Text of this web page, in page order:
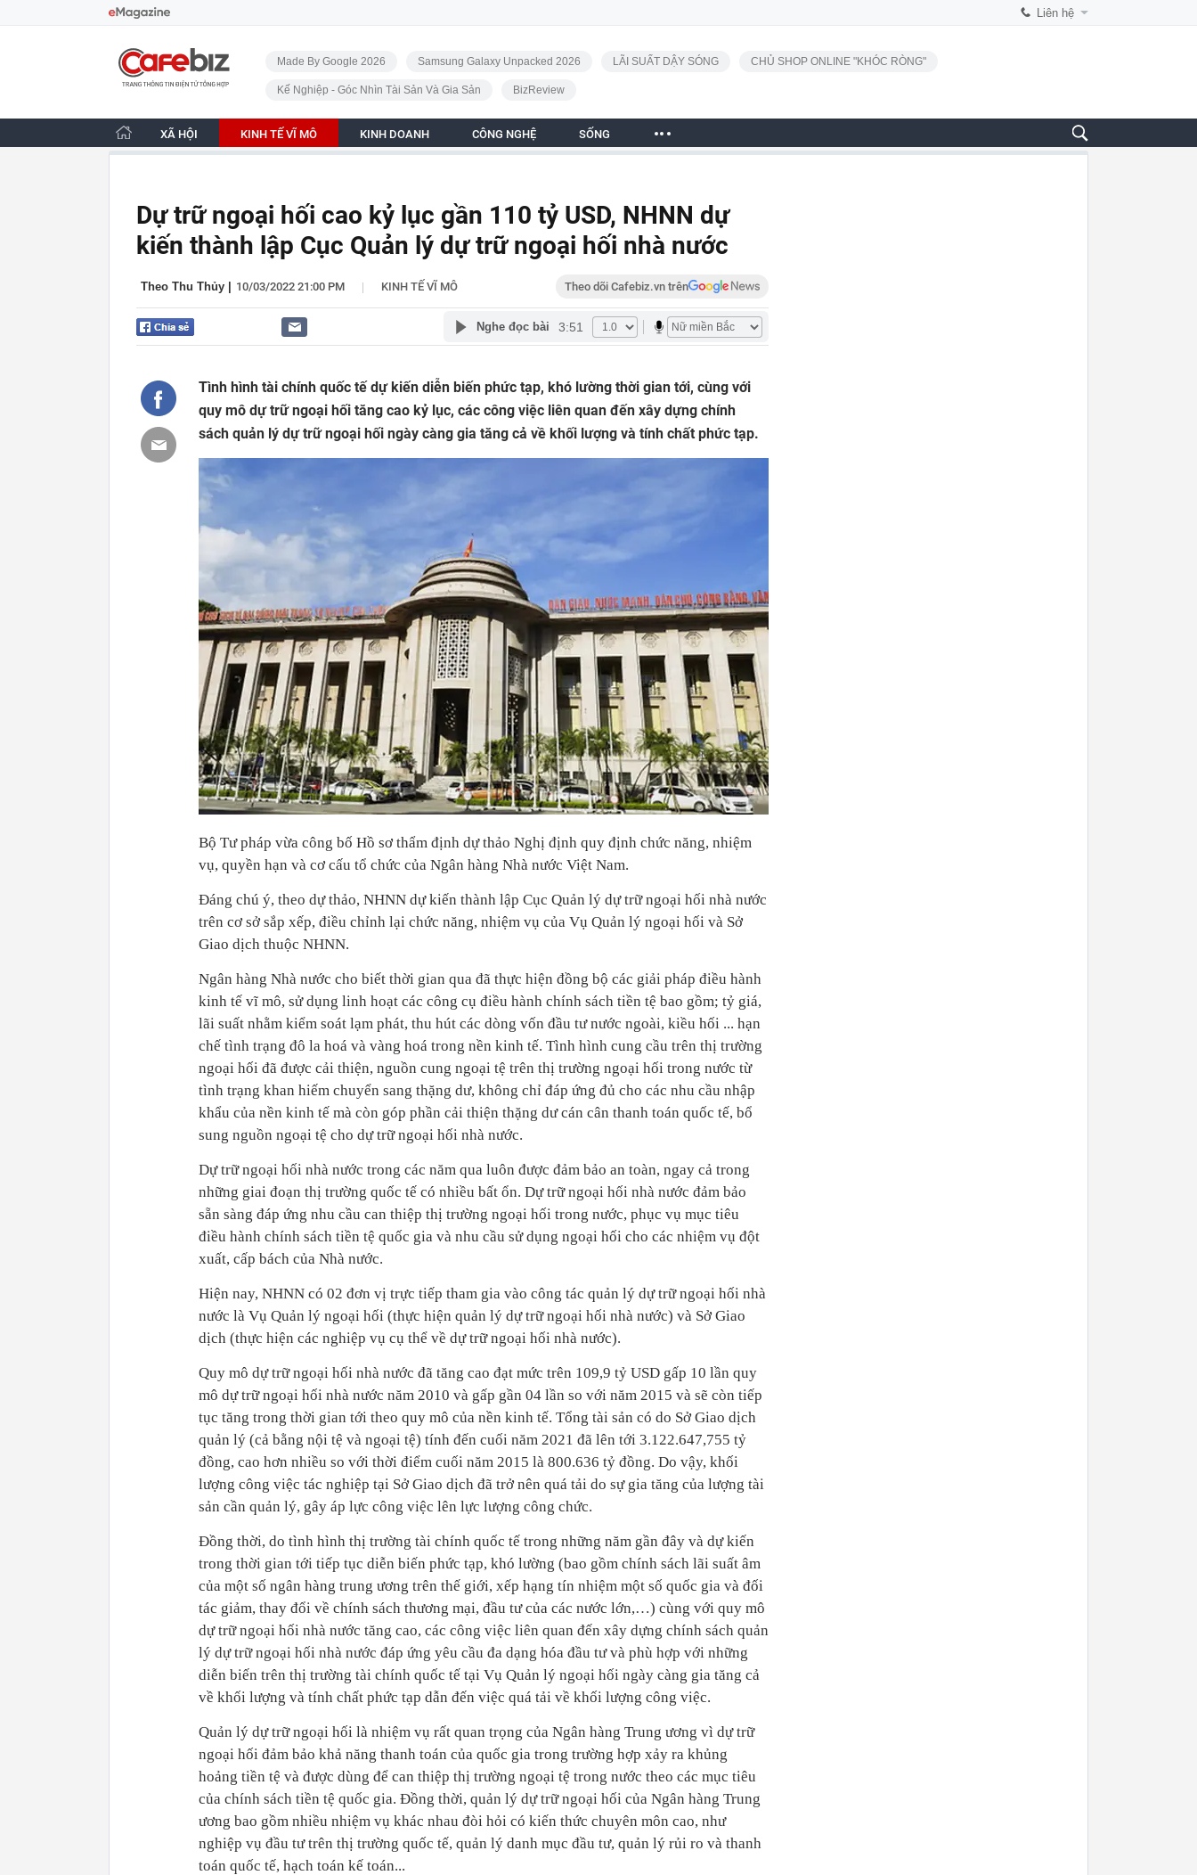
Liên hệ
CafeBiz - Trang chủ
Made By Google 2026 Samsung Galaxy Unpacked 2026 LÃI SUẤT DẬY SÓNG CHỦ SHOP ONLINE "KHÓC RÒNG"
Kế Nghiệp - Góc Nhìn Tài Sản Và Gia Sản BizReview
XÃ HỘI KINH TẾ VĨ MÔ KINH DOANH CÔNG NGHỆ SỐNG
Dự trữ ngoại hối cao kỷ lục gần 110 tỷ USD, NHNN dự
kiến thành lập Cục Quản lý dự trữ ngoại hối nhà nước
Theo Thu Thủy 10/03/2022 21:00 PM | KINH TẾ VĨ MÔ Theo dõi Cafebiz.vn trên
Nghe đọc bài 3:51
Tình hình tài chính quốc tế dự kiến diễn biến phức tạp, khó lường thời gian tới, cùng với
quy mô dự trữ ngoại hối tăng cao kỷ lục, các công việc liên quan đến xây dựng chính
sách quản lý dự trữ ngoại hối ngày càng gia tăng cả về khối lượng và tính chất phức tạp.
Bộ Tư pháp vừa công bố Hồ sơ thẩm định dự thảo Nghị định quy định chức năng, nhiệm
vụ, quyền hạn và cơ cấu tổ chức của Ngân hàng Nhà nước Việt Nam.
Đáng chú ý, theo dự thảo, NHNN dự kiến thành lập Cục Quản lý dự trữ ngoại hối nhà nước
trên cơ sở sắp xếp, điều chỉnh lại chức năng, nhiệm vụ của Vụ Quản lý ngoại hối và Sở
Giao dịch thuộc NHNN.
Ngân hàng Nhà nước cho biết thời gian qua đã thực hiện đồng bộ các giải pháp điều hành
kinh tế vĩ mô, sử dụng linh hoạt các công cụ điều hành chính sách tiền tệ bao gồm; tỷ giá,
lãi suất nhằm kiểm soát lạm phát, thu hút các dòng vốn đầu tư nước ngoài, kiều hối ... hạn
chế tình trạng đô la hoá và vàng hoá trong nền kinh tế. Tình hình cung cầu trên thị trường
ngoại hối đã được cải thiện, nguồn cung ngoại tệ trên thị trường ngoại hối trong nước từ
tình trạng khan hiếm chuyển sang thặng dư, không chỉ đáp ứng đủ cho các nhu cầu nhập
khẩu của nền kinh tế mà còn góp phần cải thiện thặng dư cán cân thanh toán quốc tế, bổ
sung nguồn ngoại tệ cho dự trữ ngoại hối nhà nước.
Dự trữ ngoại hối nhà nước trong các năm qua luôn được đảm bảo an toàn, ngay cả trong
những giai đoạn thị trường quốc tế có nhiều bất ổn. Dự trữ ngoại hối nhà nước đảm bảo
sẵn sàng đáp ứng nhu cầu can thiệp thị trường ngoại hối trong nước, phục vụ mục tiêu
điều hành chính sách tiền tệ quốc gia và nhu cầu sử dụng ngoại hối cho các nhiệm vụ đột
xuất, cấp bách của Nhà nước.
Hiện nay, NHNN có 02 đơn vị trực tiếp tham gia vào công tác quản lý dự trữ ngoại hối nhà
nước là Vụ Quản lý ngoại hối (thực hiện quản lý dự trữ ngoại hối nhà nước) và Sở Giao
dịch (thực hiện các nghiệp vụ cụ thể về dự trữ ngoại hối nhà nước).
Quy mô dự trữ ngoại hối nhà nước đã tăng cao đạt mức trên 109,9 tỷ USD gấp 10 lần quy
mô dự trữ ngoại hối nhà nước năm 2010 và gấp gần 04 lần so với năm 2015 và sẽ còn tiếp
tục tăng trong thời gian tới theo quy mô của nền kinh tế. Tổng tài sản có do Sở Giao dịch
quản lý (cả bằng nội tệ và ngoại tệ) tính đến cuối năm 2021 đã lên tới 3.122.647,755 tỷ
đồng, cao hơn nhiều so với thời điểm cuối năm 2015 là 800.636 tỷ đồng. Do vậy, khối
lượng công việc tác nghiệp tại Sở Giao dịch đã trở nên quá tải do sự gia tăng của lượng tài
sản cần quản lý, gây áp lực công việc lên lực lượng công chức.
Đồng thời, do tình hình thị trường tài chính quốc tế trong những năm gần đây và dự kiến
trong thời gian tới tiếp tục diễn biến phức tạp, khó lường (bao gồm chính sách lãi suất âm
của một số ngân hàng trung ương trên thế giới, xếp hạng tín nhiệm một số quốc gia và đối
tác giảm, thay đổi về chính sách thương mại, đầu tư của các nước lớn,…) cùng với quy mô
dự trữ ngoại hối nhà nước tăng cao, các công việc liên quan đến xây dựng chính sách quản
lý dự trữ ngoại hối nhà nước đáp ứng yêu cầu đa dạng hóa đầu tư và phù hợp với những
diễn biến trên thị trường tài chính quốc tế tại Vụ Quản lý ngoại hối ngày càng gia tăng cả
về khối lượng và tính chất phức tạp dẫn đến việc quá tải về khối lượng công việc.
Quản lý dự trữ ngoại hối là nhiệm vụ rất quan trọng của Ngân hàng Trung ương vì dự trữ
ngoại hối đảm bảo khả năng thanh toán của quốc gia trong trường hợp xảy ra khủng
hoảng tiền tệ và được dùng để can thiệp thị trường ngoại tệ trong nước theo các mục tiêu
của chính sách tiền tệ quốc gia. Đồng thời, quản lý dự trữ ngoại hối của Ngân hàng Trung
ương bao gồm nhiều nhiệm vụ khác nhau đòi hỏi có kiến thức chuyên môn cao, như
nghiệp vụ đầu tư trên thị trường quốc tế, quản lý danh mục đầu tư, quản lý rủi ro và thanh
toán quốc tế, hạch toán kế toán...